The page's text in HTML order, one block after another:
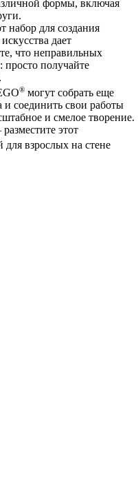
формы, включая
набор для создания
дает
что неправильных
просто получайте
® могут собрать еще
и соединить свои работы
и смелое творение.
этот
для взрослых на стене